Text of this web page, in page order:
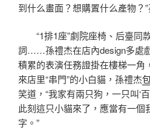
到什么畫面？想購置什么產物？”
“1排1座”劇院座椅、后臺同
詞……孫禮杰在店內design多處
積累的表演任務證掛在樓梯一角
來店里“串門”的小白貓，孫禮杰
笑道，“我家有兩只狗，一只叫‘百
此刻這只小貓來了，應當有一個
字。”